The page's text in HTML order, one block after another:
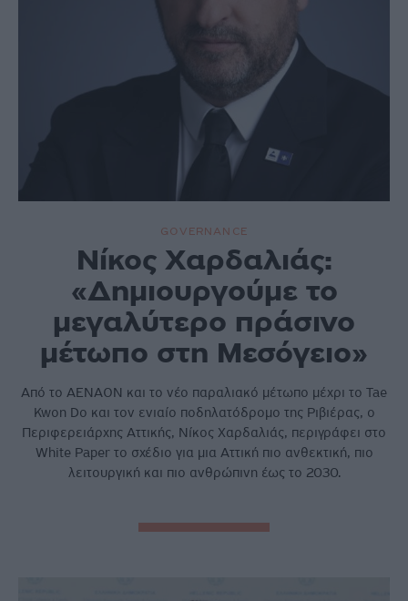
GOVERNANCE
Νίκος Χαρδαλιάς:
«Δημιουργούμε το
μεγαλύτερο πράσινο
μέτωπο στη Μεσόγειο»
Από το ΑΕΝΑΟΝ και το νέο παραλιακό µέτωπο µέχρι το Tae
Kwon Do και τον ενιαίο ποδηλατόδροµο της Ριβιέρας, ο
Περιφερειάρχης Αττικής, Νίκος Χαρδαλιάς, περιγράφει στο
White Paper το σχέδιο για µια Αττική πιο ανθεκτική, πιο
λειτουργική και πιο ανθρώπινη έως το 2030.